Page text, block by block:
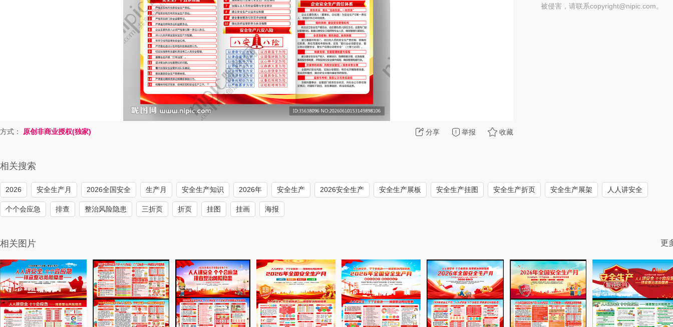
分享 举报 收藏
方式： 原创非商业授权(独家)
被侵害，请联系copyright@nipic.com。
相关搜索
2026 安全生产月 2026全国安全 生产月 安全生产知识 2026年 安全生产 2026安全生产 安全生产展板 安全生产挂图 安全生产折页 安全生产展架 人人讲安全
个个会应急 排查 整治风险隐患 三折页 折页 挂图 挂画 海报
相关图片 更